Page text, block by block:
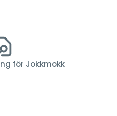
för Jokkmokk